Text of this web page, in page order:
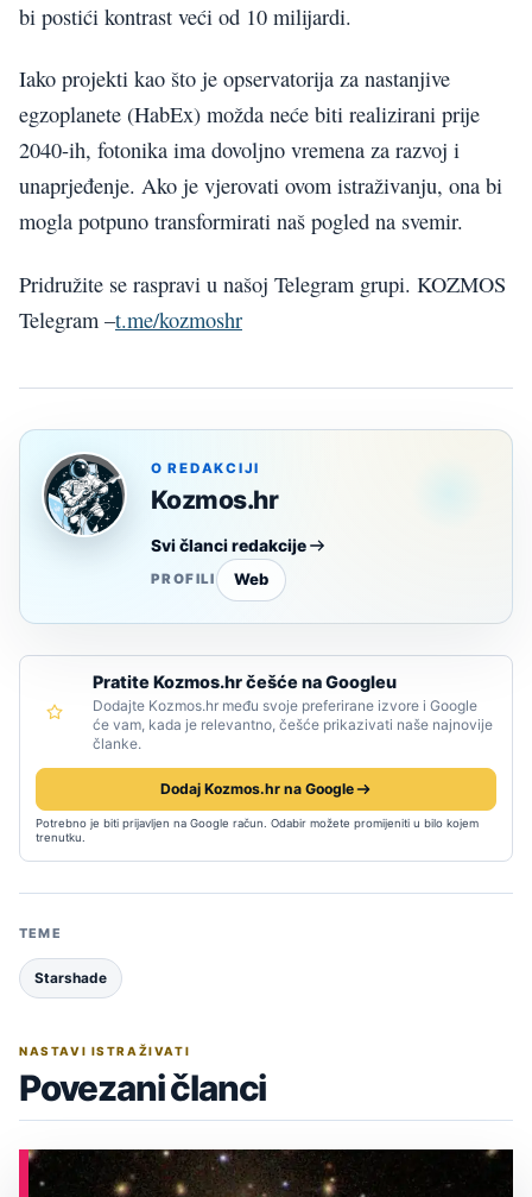
bi postići kontrast veći od 10 milijardi.
Iako projekti kao što je opservatorija za nastanjive
egzoplanete (HabEx) možda neće biti realizirani prije
2040-ih, fotonika ima dovoljno vremena za razvoj i
unaprjeđenje. Ako je vjerovati ovom istraživanju, ona bi
mogla potpuno transformirati naš pogled na svemir.
Pridružite se raspravi u našoj Telegram grupi. KOZMOS
Telegram –t.me/kozmoshr
O REDAKCIJI
Kozmos.hr
Svi članci redakcije
PROFILI Web
Pratite Kozmos.hr češće na Googleu
Dodajte Kozmos.hr među svoje preferirane izvore i Google
će vam, kada je relevantno, češće prikazivati naše najnovije
članke.
Dodaj Kozmos.hr na Google
Potrebno je biti prijavljen na Google račun. Odabir možete promijeniti u bilo kojem
trenutku.
TEME
Starshade
NASTAVI ISTRAŽIVATI
Povezani članci